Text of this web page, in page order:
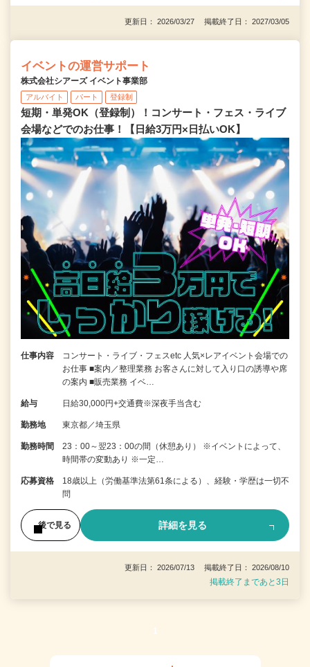
更新日： 2026/03/27 掲載終了日： 2027/03/05
イベントの運営サポート
株式会社シアーズ イベント事業部
アルバイト パート 登録制
短期・単発OK（登録制）！コンサート・フェス・ライブ
会場などでのお仕事！【日給3万円×日払いOK】
仕事内容
コンサート・ライブ・フェスetc 人気×レアイベント会場での
お仕事 ■案内／整理業務 お客さんに対して入り口の誘導や席
の案内 ■販売業務 イベ…
給与 日給30,000円+交通費※深夜手当含む
勤務地 東京都／埼玉県
勤務時間
23：00～翌23：00の間（休憩あり） ※イベントによって、
時間帯の変動あり ※一定…
応募資格
18歳以上（労働基準法第61条による）、経験・学歴は一切不
問
後で見る 詳細を見る
更新日： 2026/07/13 掲載終了日： 2026/08/10
掲載終了まであと3日
1